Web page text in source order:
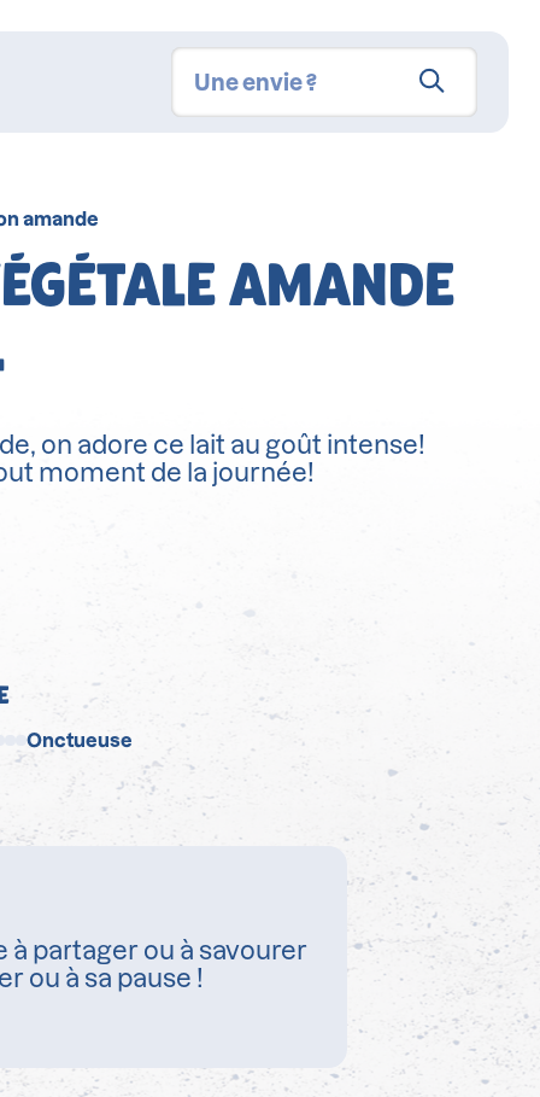
amande
AMANDE
on adore ce lait au goût intense!
moment de la journée!
Onctueuse
à partager ou à savourer
ou à sa pause !